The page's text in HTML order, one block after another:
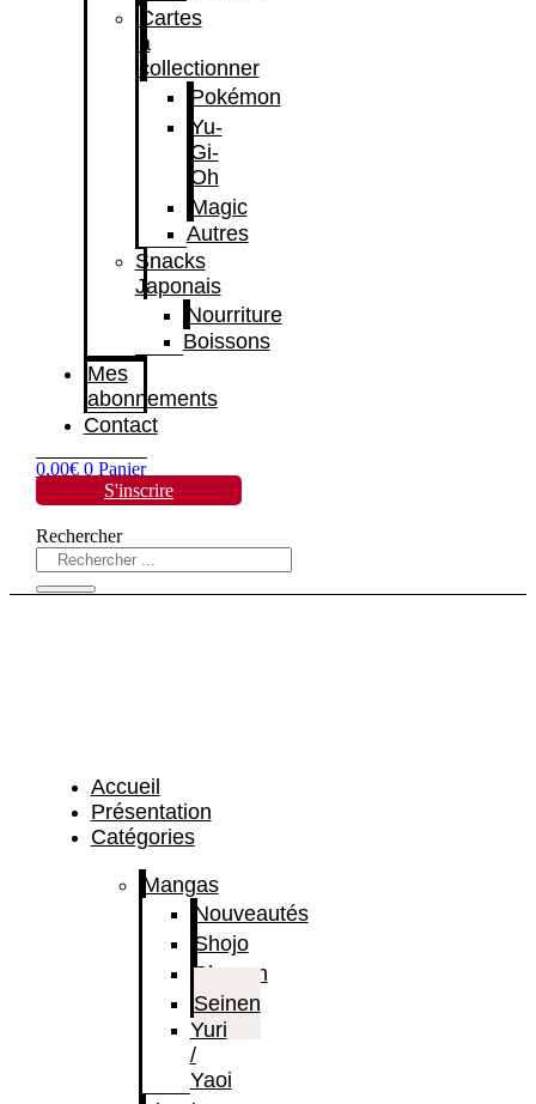
Cartes
à
collectionner
Pokémon
Yu-
Gi-
Oh
Magic
Autres
Snacks
Japonais
Nourriture
Boissons
Mes
abonnements
Contact
0,00€ 0 Panier
S'inscrire
Rechercher
Accueil
Présentation
Catégories
Mangas
Nouveautés
Shojo
Shonen
Seinen
Yuri
/
Yaoi